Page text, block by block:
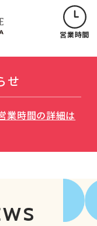
営業時間
せ
業時間の詳細は